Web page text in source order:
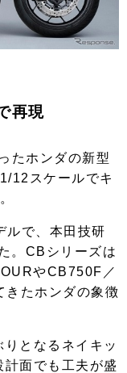
再現
たホンダの新型
12スケールでキ
ルで、本田技研
。CBシリーズは
やCB750F／
きたホンダの象徴
となるネイキッ
計面でも工夫が盛